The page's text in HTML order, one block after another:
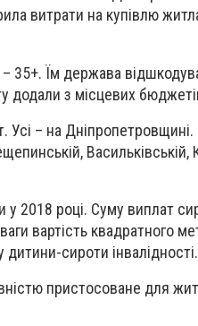
витрати на купівлю
35+. Їм держава
додали з місцевих
– на
Васильківській,
у 2018 році. Суму виплат
вартість квадратного
дитини-сироти інвалідності.
пристосоване для